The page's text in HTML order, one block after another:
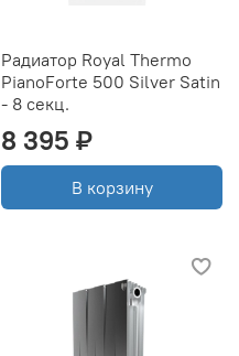
Радиатор Royal Thermo
PianoForte 500 Silver Satin
- 8 секц.
8 395 ₽
В корзину